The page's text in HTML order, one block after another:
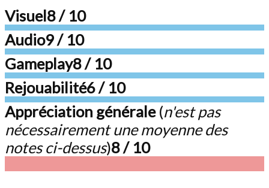
Visuel8 / 10
Audio9 / 10
Gameplay8 / 10
Rejouabilité6 / 10
Appréciation générale (n'est pas
nécessairement une moyenne des
notes ci-dessus)8 / 10